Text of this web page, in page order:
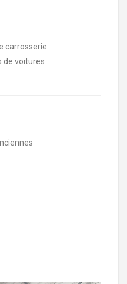
carrosserie
de voitures